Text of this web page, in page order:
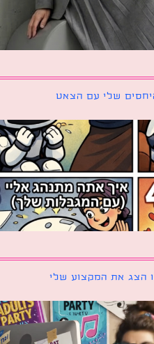
שלי עם הצאט
המקצוע שלי